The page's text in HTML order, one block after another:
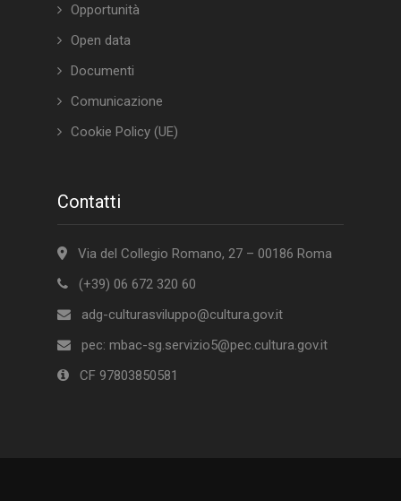
Opportunità
Open data
Documenti
Comunicazione
Cookie Policy (UE)
Contatti
Via del Collegio Romano, 27 – 00186 Roma
(+39) 06 672 320 60
adg-culturasviluppo@cultura.gov.it
pec: mbac-sg.servizio5@pec.cultura.gov.it
CF 97803850581